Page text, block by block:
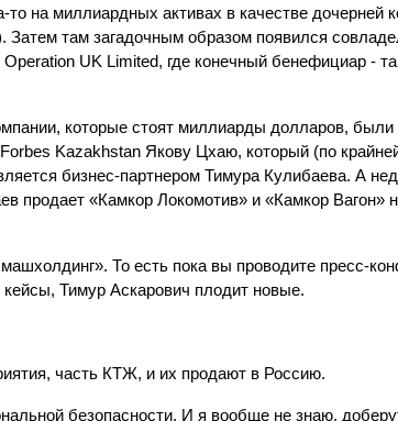
то на миллиардных активах в качестве дочерней
там загадочным образом появился
UK Limited, где конечный бенефициар -
которые стоят миллиарды долларов,
Kazakhstan Якову Цхаю, который (по
бизнес-партнером Тимура Кулибаева. А
продает «Камкор Локомотив» и «Камкор Вагон»
То есть пока вы проводите пресс-
Тимур Аскарович плодит новые.
часть КТЖ, и их продают в Россию.
безопасности. И я вообще не знаю,